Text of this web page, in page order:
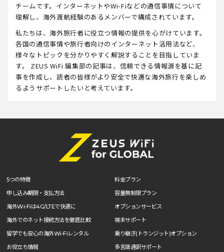
チームです。インターネットやWi-Fiなどの通信事情について
理解し、海外渡航経験のあるメンバーで構成されています。
私たちは、海外旅行者に役立つ情報の提供を心がけています。
各国の通信事情や旅行者向けのインターネット活用法など、
様々なトピックを分かりやすく解説することを目指していま
す。 ZEUS WiFi 編集部の記事は、信頼できる情報源を基に記
事を作成し、読者の皆様がより安全で快適な海外旅行を楽しめ
るようサポートしたいと考えています。
5つの特徴
料金プラン
申し込み期限・支払方法
容量無制限プラン
海外Wi-Fiは4G/LTEで快適に
オプションサービス
海外でのネット接続方法を徹底比較
端末サポート
留学でも安心の海外Wi-Fiレンタル
乗り継ぎ(トランジット)オプション
お役立ち情報
多言語通訳サポート